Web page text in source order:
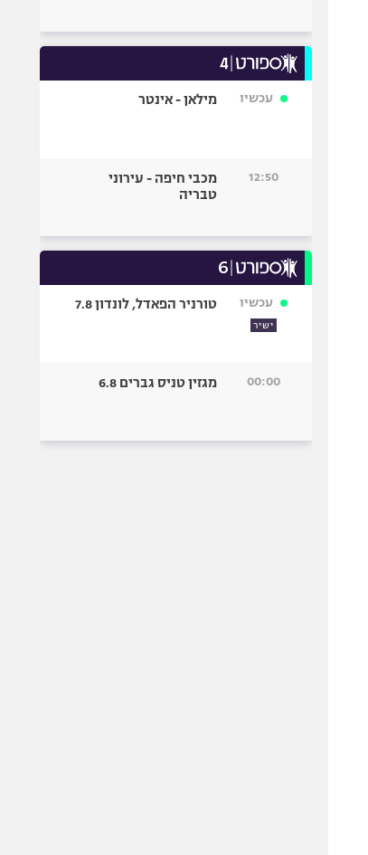
עכשיו מילאן - אינטר
12:50
מכבי חיפה - עירוני
טבריה
עכשיו
ישיר
טורניר הפאדל, לונדון 7.8
00:00 מגזין טניס גברים 6.8